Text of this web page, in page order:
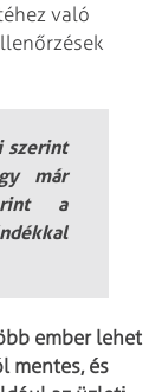
való
szerint
már
a
ember lehet
mentes, és